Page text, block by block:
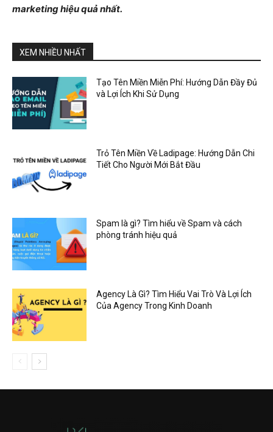
marketing hiệu quả nhất.
XEM NHIỀU NHẤT
Tạo Tên Miền Miễn Phí: Hướng Dẫn Đầy Đủ
và Lợi Ích Khi Sử Dụng
Trỏ Tên Miền Về Ladipage: Hướng Dẫn Chi
Tiết Cho Người Mới Bắt Đầu
Spam là gì? Tìm hiểu về Spam và cách
phòng tránh hiệu quả
Agency Là Gì? Tìm Hiểu Vai Trò Và Lợi Ích
Của Agency Trong Kinh Doanh